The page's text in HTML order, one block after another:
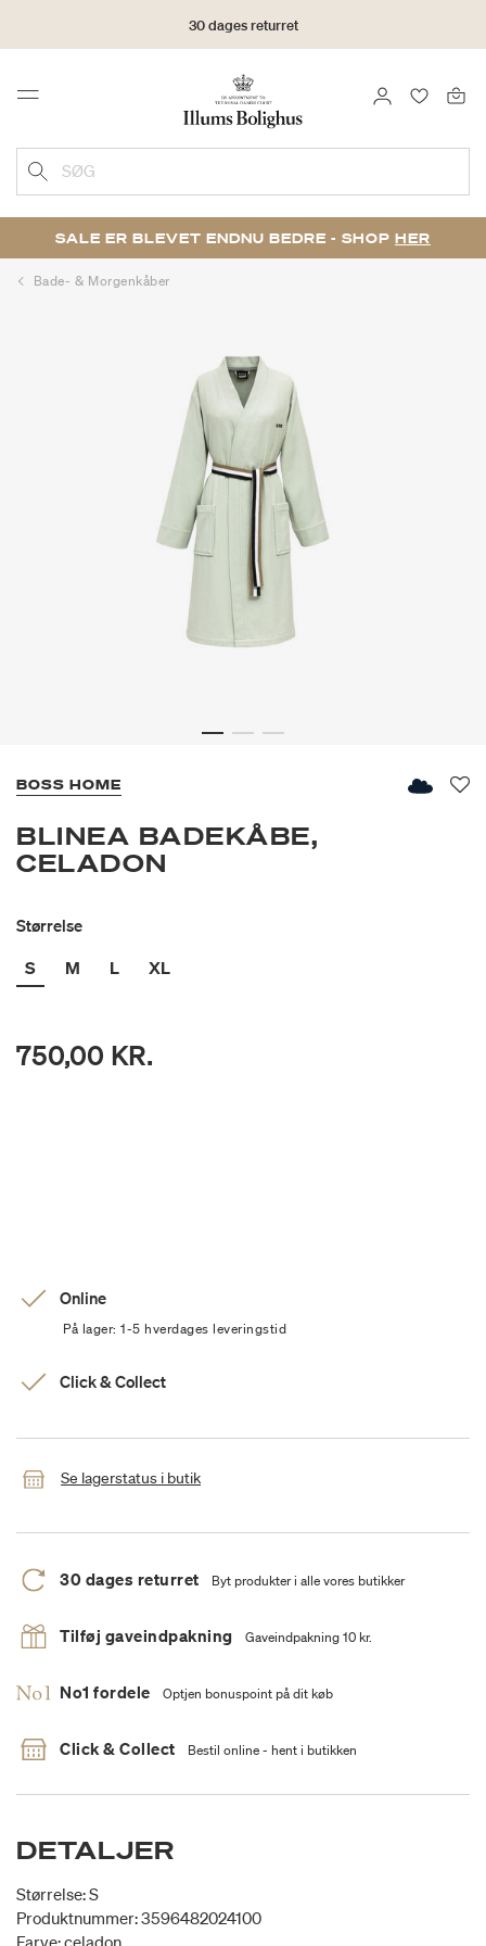
30 dages returret
Menu LOG IND
SØG
SALE ER BLEVET ENDNU BEDRE - SHOP HER
Bade- & Morgenkåber
BOSS HOME
BLINEA BADEKÅBE,
CELADON
Størrelse
S
M L XL
750,00 KR.
Online
På lager: 1-5 hverdages leveringstid
Click & Collect
Se lagerstatus i butik
30 dages returret Byt produkter i alle vores butikker
Tilføj gaveindpakning Gaveindpakning 10 kr.
No1 fordele Optjen bonuspoint på dit køb
Click & Collect Bestil online - hent i butikken
DETALJER
Størrelse: S
Produktnummer: 3596482024100